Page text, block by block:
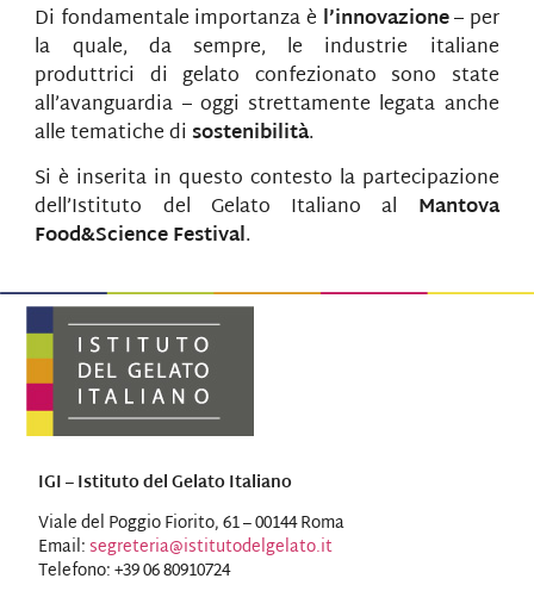
Di fondamentale importanza è l’innovazione– per
la quale, da sempre, le industrie italiane
produttrici di gelato confezionato sono state
all’avanguardia – oggi strettamente legata anche
alle tematiche disostenibilità.
Si è inserita in questo contesto la partecipazione
dell’Istituto del Gelato Italiano al Mantova
Food&Science Festival.
IGI – Istituto del Gelato Italiano
Viale del Poggio Fiorito, 61 – 00144 Roma
Email:segreteria@istitutodelgelato.it
Telefono: +39 06 80910724